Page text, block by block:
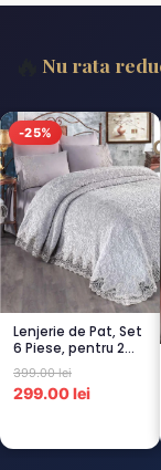
Nu rata
-25%
Lenjerie de Pat, Set
6 Piese, pentru 2
persoana, GRI -1...
399.00 lei
299.00 lei